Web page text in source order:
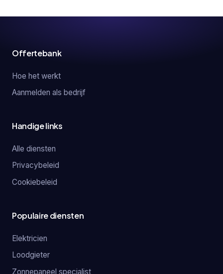
Offertebank
Hoe het werkt
Aanmelden als bedrijf
Handige links
Alle diensten
Privacybeleid
Cookiebeleid
Populaire diensten
Elektricien
Loodgieter
Zonnepaneel specialist